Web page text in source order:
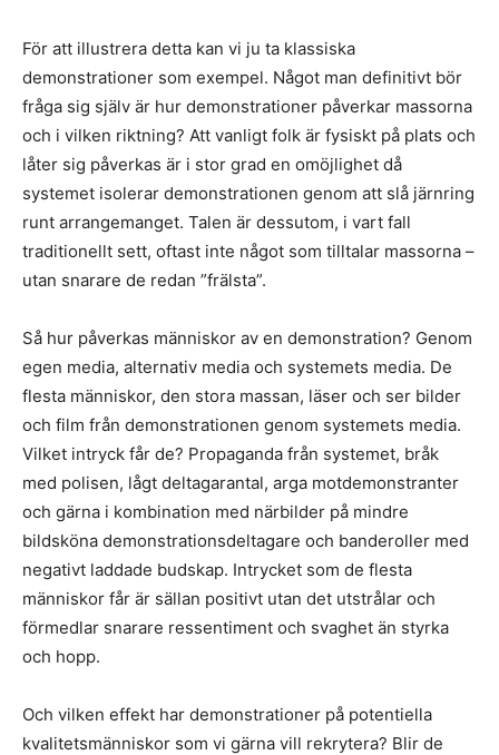
För att illustrera detta kan vi ju ta klassiska
demonstrationer som exempel. Något man definitivt bör
fråga sig själv är hur demonstrationer påverkar massorna
och i vilken riktning? Att vanligt folk är fysiskt på plats och
låter sig påverkas är i stor grad en omöjlighet då
systemet isolerar demonstrationen genom att slå järnring
runt arrangemanget. Talen är dessutom, i vart fall
traditionellt sett, oftast inte något som tilltalar massorna –
utan snarare de redan ”frälsta”.
Så hur påverkas människor av en demonstration? Genom
egen media, alternativ media och systemets media. De
flesta människor, den stora massan, läser och ser bilder
och film från demonstrationen genom systemets media.
Vilket intryck får de? Propaganda från systemet, bråk
med polisen, lågt deltagarantal, arga motdemonstranter
och gärna i kombination med närbilder på mindre
bildsköna demonstrationsdeltagare och banderoller med
negativt laddade budskap. Intrycket som de flesta
människor får är sällan positivt utan det utstrålar och
förmedlar snarare ressentiment och svaghet än styrka
och hopp.
Och vilken effekt har demonstrationer på potentiella
kvalitetsmänniskor som vi gärna vill rekrytera? Blir de